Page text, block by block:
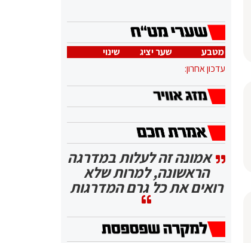
מטבע שער יציג
שינוי
עדכון אחרון:
אמונה זה לעלות במדרגה
הראשונה, למרות שלא
רואים את כל גרם המדרגות